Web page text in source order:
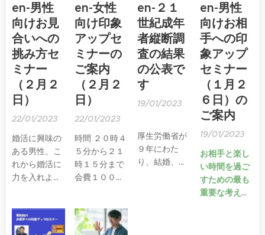
営業時間にご
自分の時間帯
が合わない
方、
お休みはある
けれど、休み
の日にでかけ
て相談するこ
ハードル高い
という方
いらっしゃい
ますね。
は、オンライ
ンのテレビ会
議システム
「Zoom」を
使用してご面
談させていた
だきます。
en-男性
向けお見
合いへの
挑み方セ
ミナー
（２月２
日）
22/01/2023
婚活に興味の
ある男性、こ
れから婚活に
力を入れよう
自分磨きのセ
ミナーです。
en-女性
向け印象
アップセ
ミナーの
ご案内
（２月２
日）
22/01/2023
時間 ２０時４
５分から２１
時１５分まで
会費１０００
す）
en-２１
世紀成年
者縦断調
査の結果
の公表で
す
19/01/2023
厚生労働省が
９年にわた
り、結婚、出
en-男性
向けお相
手への印
象アップ
セミナー
（１月２
６日）の
ご案内
19/01/2023
お相手と楽し
い時間を過ご
すための最も
重要な考え方